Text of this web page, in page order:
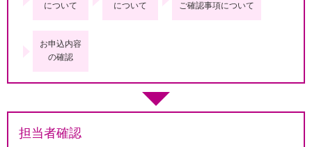
について
について
ご確認事項について
お申込内容
の確認
担当者確認